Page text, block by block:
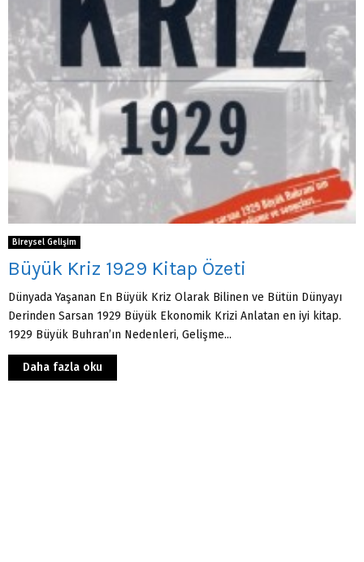
Bireysel Gelişim
Büyük Kriz 1929 Kitap Özeti
Dünyada Yaşanan En Büyük Kriz Olarak Bilinen ve Bütün Dünyayı
Derinden Sarsan 1929 Büyük Ekonomik Krizi Anlatan en iyi kitap.
1929 Büyük Buhran’ın Nedenleri, Gelişme...
Daha fazla oku